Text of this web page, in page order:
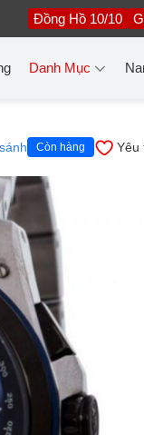
Đồng Hồ 10/10
Danh Mục
Còn hàng Yêu